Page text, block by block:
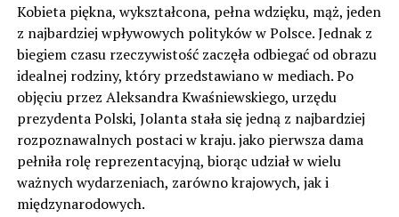
Kobieta piękna, wykształcona, pełna wdzięku, mąż, jeden
z najbardziej wpływowych polityków w Polsce. Jednak z
biegiem czasu rzeczywistość zaczęła odbiegać od obrazu
idealnej rodziny, który przedstawiano w mediach. Po
objęciu przez Aleksandra Kwaśniewskiego, urzędu
prezydenta Polski, Jolanta stała się jedną z najbardziej
rozpoznawalnych postaci w kraju. jako pierwsza dama
pełniła rolę reprezentacyjną, biorąc udział w wielu
ważnych wydarzeniach, zarówno krajowych, jak i
międzynarodowych.